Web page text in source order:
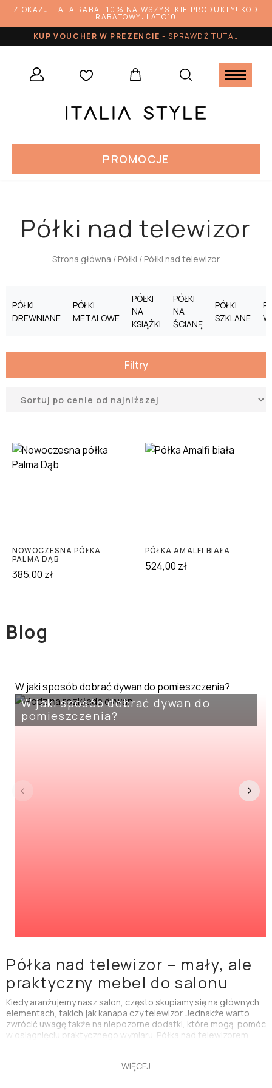
Z OKAZJI LATA RABAT 10% NA WSZYSTKIE PRODUKTY! KOD
RABATOWY: LATO10
KUP VOUCHER W PREZENCIE-SPRAWDŹ TUTAJ
PROMOCJE
Półki nad telewizor
Strona główna / Półki / Półki nad telewizor
PÓŁKI
DREWNIANE
PÓŁKI
METALOWE
PÓŁKI
NA
KSIĄŻKI
PÓŁKI
NA
ŚCIANĘ
PÓŁKI
SZKLANE
Filtry
NOWOCZESNA PÓŁKA
PALMA DĄB
385,00 zł
PÓŁKA AMALFI BIAŁA
524,00 zł
Blog
W jaki sposób dobrać dywan do pomieszczenia?
W jaki sposób dobrać dywan do
pomieszczenia?
Półka nad telewizor – mały, ale
praktyczny mebel do salonu
Kiedy aranżujemy nasz salon, często skupiamy się na głównych
elementach, takich jak kanapa czy telewizor. Jednakże warto
zwrócić uwagę także na niepozorne dodatki, które mogą pomóc
w osiągnięciu praktycznego wymiaru. Półka nad telewizorem
całego pomieszczenia.Półka nad telewizorem to niewielki
mebel, który oferuje sporo możliwości przechowywania,
WIĘCEJ